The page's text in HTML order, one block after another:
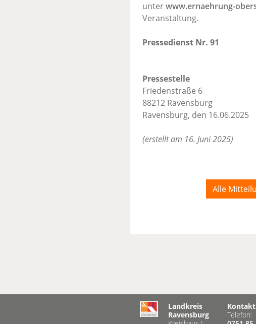
unterwww.ernaehrung-
Veranstaltung.
Pressedienst Nr. 91
Pressestelle
Friedenstraße 6
88212 Ravensburg
Ravensburg, den 16.06.2025
(erstellt am 16. Juni 2025)
Alle
Landkreis
Ravensburg
Kontakt
Telefon: